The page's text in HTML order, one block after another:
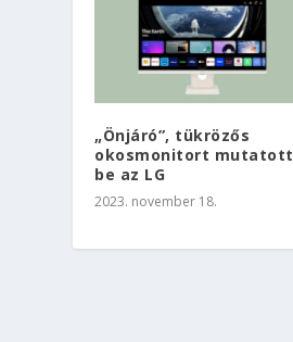
„Önjáró”, tükrözős
okosmonitort mutatott
be az LG
2023. november 18.